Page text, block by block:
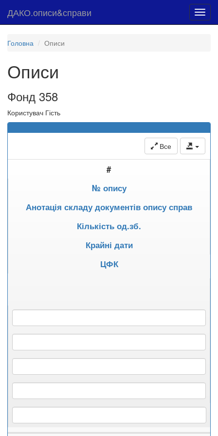
ДАКО.описи&справи
Головна Описи
Описи
Фонд 358
Користувач Гість
Все
#
№ опису
Анотація складу документів опису справ
Кількість од.зб.
Крайні дати
ЦФК